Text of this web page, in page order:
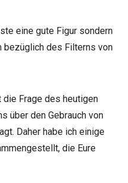
eine gute Figur sondern
bezüglich des Filterns von
Frage des heutigen
über den Gebrauch von
Daher habe ich einige
die Eure